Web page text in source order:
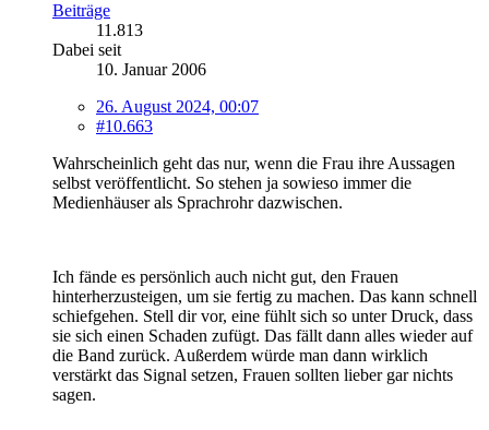
Beiträge
11.813
Dabei seit
10. Januar 2006
26. August 2024, 00:07
#10.663
Wahrscheinlich geht das nur, wenn die Frau ihre Aussagen
selbst veröffentlicht. So stehen ja sowieso immer die
Medienhäuser als Sprachrohr dazwischen.
Ich fände es persönlich auch nicht gut, den Frauen
hinterherzusteigen, um sie fertig zu machen. Das kann schnell
schiefgehen. Stell dir vor, eine fühlt sich so unter Druck, dass
sie sich einen Schaden zufügt. Das fällt dann alles wieder auf
die Band zurück. Außerdem würde man dann wirklich
verstärkt das Signal setzen, Frauen sollten lieber gar nichts
sagen.